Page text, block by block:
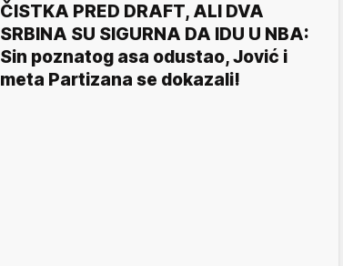
ČISTKA PRED DRAFT, ALI DVA
SRBINA SU SIGURNA DA IDU U NBA:
Sin poznatog asa odustao, Jović i
meta Partizana se dokazali!